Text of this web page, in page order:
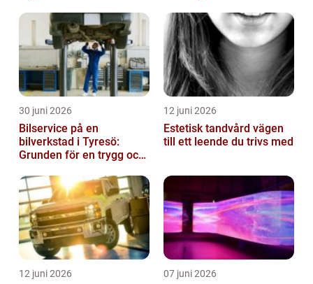
30 juni 2026
Bilservice på en
bilverkstad i Tyresö:
Grunden för en trygg och
12 juni 2026
Estetisk tandvård vägen
till ett leende du trivs med
12 juni 2026 07 juni 2026